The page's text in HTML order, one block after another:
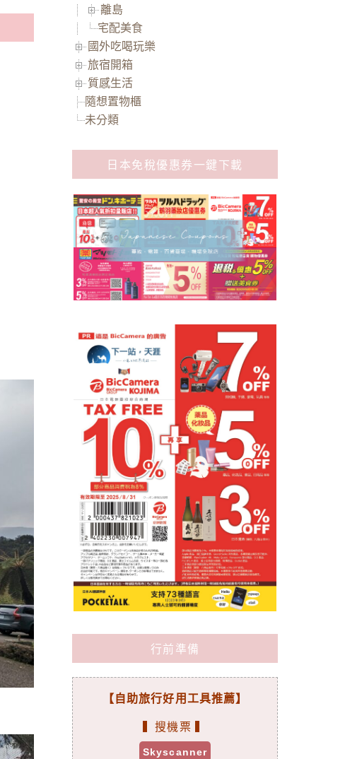
離島
宅配美食
國外吃喝玩樂
旅宿開箱
質感生活
隨想置物櫃
未分類
日本免稅優惠券一鍵下載
行前準備
【自助旅行好用工具推薦】
▍搜機票 ▍
Skyscanner